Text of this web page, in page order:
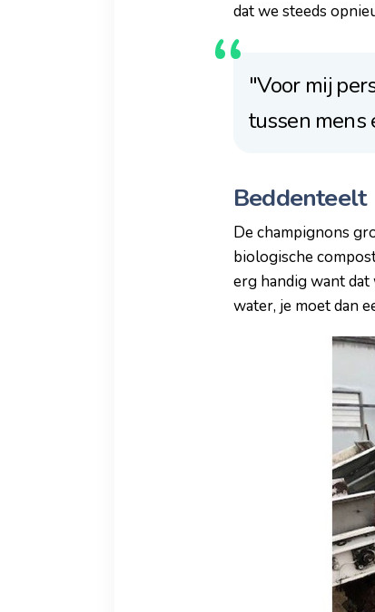
dat we steeds
"Voor mij
tussen mens
Beddenteelt
De champignons
biologische
erg handig want
water, je moet dan